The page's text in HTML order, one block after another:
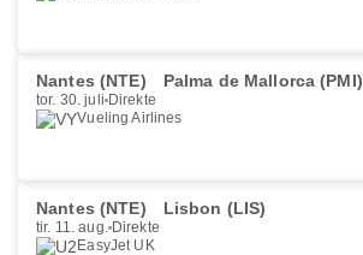
Nantes (NTE) Palma de Mallorca (PMI)
tor. 30. juli Direkte
Vueling Airlines
Nantes (NTE) Lisbon (LIS)
tir. 11. aug. Direkte
EasyJet UK